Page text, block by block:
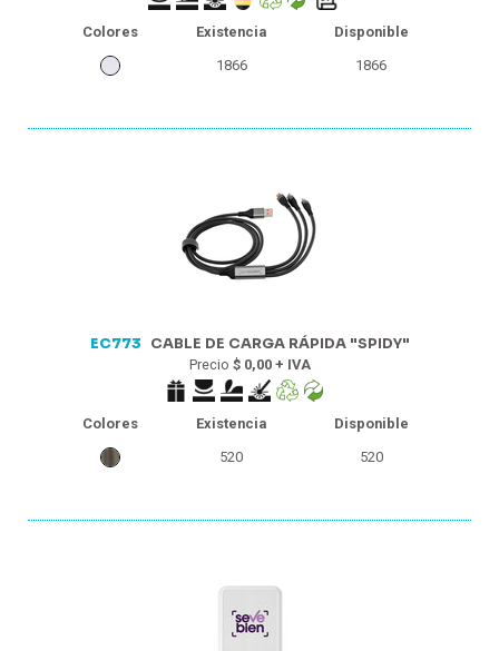
Colores Existencia
Disponible
1866
1866
EC773 CABLE DE CARGA RÁPIDA "SPIDY"
Precio $ 0,00 + IVA
Colores Existencia
Disponible
520
520